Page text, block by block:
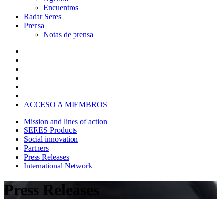
Encuentros
Radar Seres
Prensa
Notas de prensa
ACCESO A MIEMBROS
Mission and lines of action
SERES Products
Social innovation
Partners
Press Releases
International Network
Press Releases